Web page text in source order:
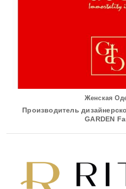
Женская
Производитель
GARDEN